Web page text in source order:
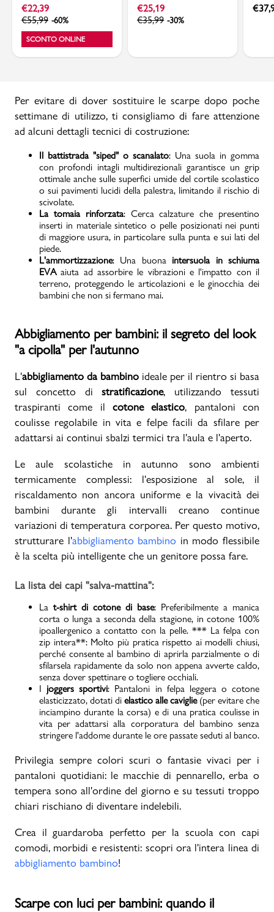
Ducati
€22,39
€55,99 -60%
SCONTO ONLINE
Champion
€25,19
€35,99 -30%
€
Per evitare di dover sostituire le scarpe dopo poche
settimane di utilizzo, ti consigliamo di fare attenzione
ad alcuni dettagli tecnici di costruzione:
Il battistrada "siped" o scanalato: Una suola in gomma
con profondi intagli multidirezionali garantisce un grip
ottimale anche sulle superfici umide del cortile scolastico
o sui pavimenti lucidi della palestra, limitando il rischio di
scivolate.
La tomaia rinforzata: Cerca calzature che presentino
inserti in materiale sintetico o pelle posizionati nei punti
di maggiore usura, in particolare sulla punta e sui lati del
piede.
L'ammortizzazione: Una buona intersuola in schiuma
EVAaiuta ad assorbire le vibrazioni e l'impatto con il
terreno, proteggendo le articolazioni e le ginocchia dei
bambini che non si fermano mai.
Abbigliamento per bambini: il segreto del look
"a cipolla" per l'autunno
L'abbigliamento da bambino ideale per il rientro si basa
sul concetto distratificazione, utilizzando tessuti
traspiranti come il cotone elastico, pantaloni con
coulisse regolabile in vita e felpe facili da sfilare per
adattarsi ai continui sbalzi termici tra l'aula e l'aperto.
Le aule scolastiche in autunno sono ambienti
termicamente complessi: l'esposizione al sole, il
riscaldamento non ancora uniforme e la vivacità dei
bambini durante gli intervalli creano continue
variazioni di temperatura corporea. Per questo motivo,
strutturare l'abbigliamento bambino in modo flessibile
è la scelta più intelligente che un genitore possa fare.
La lista dei capi "salva-mattina":
La t-shirt di cotone di base: Preferibilmente a manica
corta o lunga a seconda della stagione, in cotone 100%
ipoallergenico a contatto con la pelle. *** La felpa con
zip intera**: Molto più pratica rispetto ai modelli chiusi,
perché consente al bambino di aprirla parzialmente o di
sfilarsela rapidamente da solo non appena avverte caldo,
senza dover spettinare o togliere occhiali.
I joggers sportivi: Pantaloni in felpa leggera o cotone
elasticizzato, dotati di elastico alle caviglie(per evitare che
inciampino durante la corsa) e di una pratica coulisse in
vita per adattarsi alla corporatura del bambino senza
stringere l'addome durante le ore passate seduti al banco.
Privilegia sempre colori scuri o fantasie vivaci per i
pantaloni quotidiani: le macchie di pennarello, erba o
tempera sono all'ordine del giorno e su tessuti troppo
chiari rischiano di diventare indelebili.
Crea il guardaroba perfetto per la scuola con capi
comodi, morbidi e resistenti: scopri ora l'intera linea di
abbigliamento bambino!
Scarpe con luci per bambini: quando il